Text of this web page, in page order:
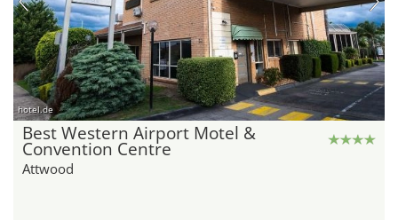
hotel.de
Best Western Airport Motel &
Convention Centre
Attwood